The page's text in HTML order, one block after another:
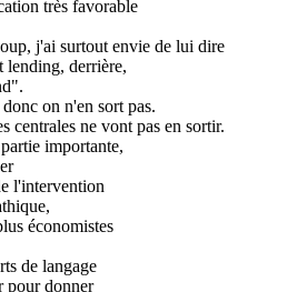
très favorable
j'ai surtout envie de lui dire
lending, derrière,
on n'en sort pas.
centrales ne vont pas en sortir.
importante,
l'intervention
économistes
de langage
pour donner